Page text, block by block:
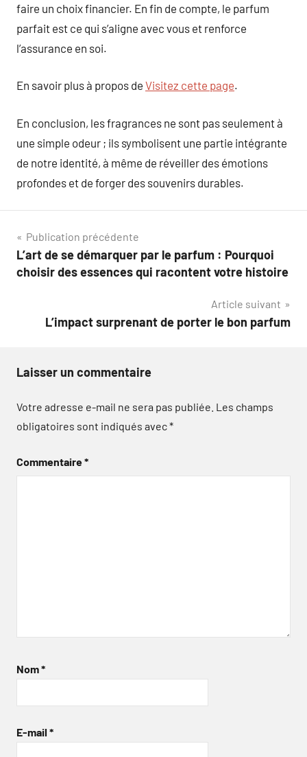
faire un choix financier. En fin de compte, le parfum
parfait est ce qui s’aligne avec vous et renforce
l’assurance en soi.
En savoir plus à propos de Visitez cette page.
En conclusion, les fragrances ne sont pas seulement à
une simple odeur ; ils symbolisent une partie intégrante
de notre identité, à même de réveiller des émotions
profondes et de forger des souvenirs durables.
Navigation
de
Publication précédente
L’art de se démarquer par le parfum : Pourquoi
choisir des essences qui racontent votre histoire
Article suivant
L’impact surprenant de porter le bon parfum
Laisser un commentaire
Votre adresse e-mail ne sera pas publiée. Les champs
obligatoires sont indiqués avec*
Commentaire*
Nom*
E-mail *